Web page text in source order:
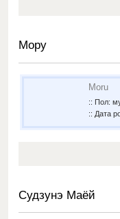
Мору
Moru
:: Пол:
:: Дата
Судзунэ Маёй